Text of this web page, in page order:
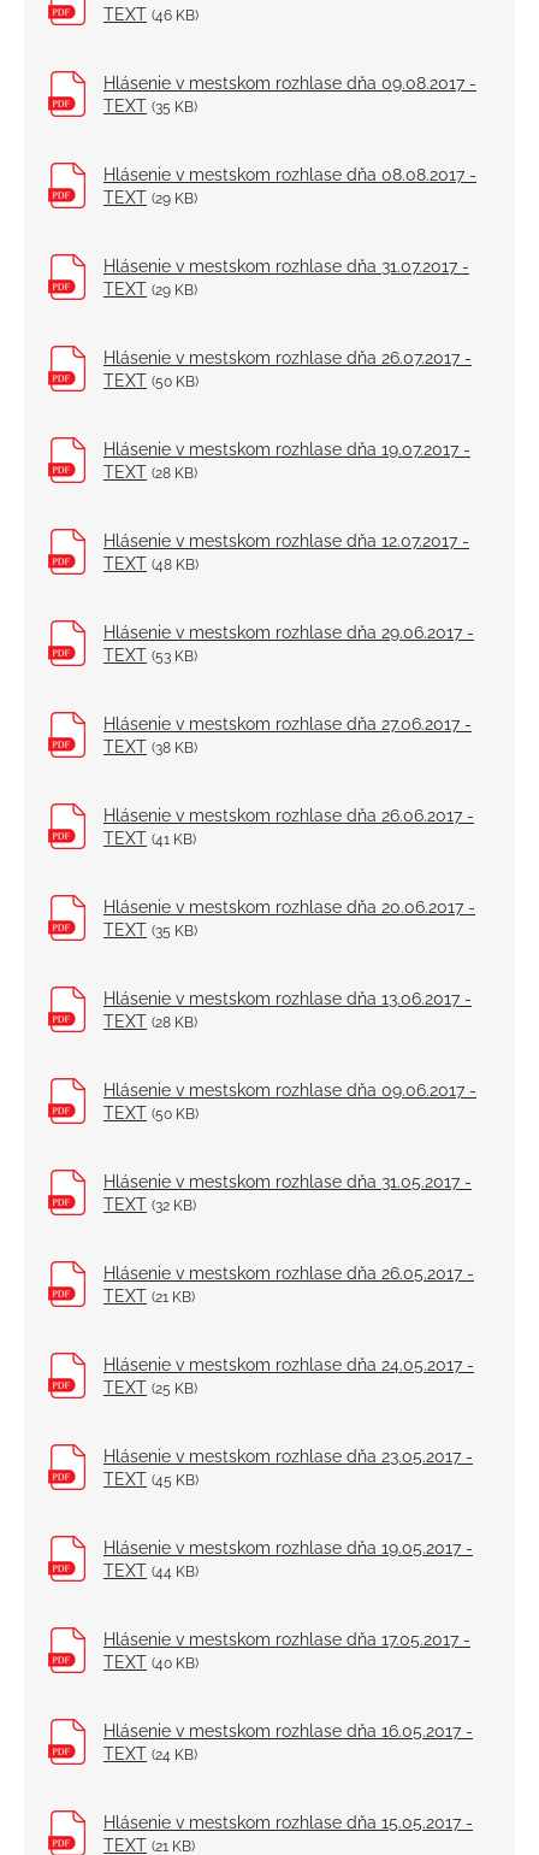
TEXT (46 KB)
Hlásenie v mestskom rozhlase dňa 09.08.2017 -
TEXT (35 KB)
Hlásenie v mestskom rozhlase dňa 08.08.2017 -
TEXT (29 KB)
Hlásenie v mestskom rozhlase dňa 31.07.2017 -
TEXT (29 KB)
Hlásenie v mestskom rozhlase dňa 26.07.2017 -
TEXT (50 KB)
Hlásenie v mestskom rozhlase dňa 19.07.2017 -
TEXT (28 KB)
Hlásenie v mestskom rozhlase dňa 12.07.2017 -
TEXT (48 KB)
Hlásenie v mestskom rozhlase dňa 29.06.2017 -
TEXT (53 KB)
Hlásenie v mestskom rozhlase dňa 27.06.2017 -
TEXT (38 KB)
Hlásenie v mestskom rozhlase dňa 26.06.2017 -
TEXT (41 KB)
Hlásenie v mestskom rozhlase dňa 20.06.2017 -
TEXT (35 KB)
Hlásenie v mestskom rozhlase dňa 13.06.2017 -
TEXT (28 KB)
Hlásenie v mestskom rozhlase dňa 09.06.2017 -
TEXT (50 KB)
Hlásenie v mestskom rozhlase dňa 31.05.2017 -
TEXT (32 KB)
Hlásenie v mestskom rozhlase dňa 26.05.2017 -
TEXT (21 KB)
Hlásenie v mestskom rozhlase dňa 24.05.2017 -
TEXT (25 KB)
Hlásenie v mestskom rozhlase dňa 23.05.2017 -
TEXT (45 KB)
Hlásenie v mestskom rozhlase dňa 19.05.2017 -
TEXT (44 KB)
Hlásenie v mestskom rozhlase dňa 17.05.2017 -
TEXT (40 KB)
Hlásenie v mestskom rozhlase dňa 16.05.2017 -
TEXT (24 KB)
Hlásenie v mestskom rozhlase dňa 15.05.2017 -
TEXT (21 KB)